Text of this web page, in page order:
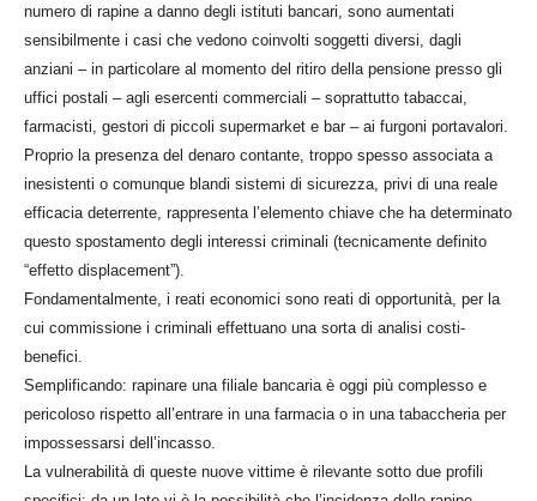
numero di rapine a danno degli istituti bancari, sono aumentati
sensibilmente i casi che vedono coinvolti soggetti diversi, dagli
anziani – in particolare al momento del ritiro della pensione presso gli
uffici postali – agli esercenti commerciali – soprattutto tabaccai,
farmacisti, gestori di piccoli supermarket e bar – ai furgoni portavalori.
Proprio la presenza del denaro contante, troppo spesso associata a
inesistenti o comunque blandi sistemi di sicurezza, privi di una reale
efficacia deterrente, rappresenta l’elemento chiave che ha determinato
questo spostamento degli interessi criminali (tecnicamente definito
“effetto displacement”).
Fondamentalmente, i reati economici sono reati di opportunità, per la
cui commissione i criminali effettuano una sorta di analisi costi-
benefici.
Semplificando: rapinare una filiale bancaria è oggi più complesso e
pericoloso rispetto all’entrare in una farmacia o in una tabaccheria per
impossessarsi dell’incasso.
La vulnerabilità di queste nuove vittime è rilevante sotto due profili